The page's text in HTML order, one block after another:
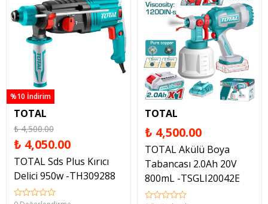
%10 İndirim
TOTAL
₺ 4,500.00
₺ 4,050.00
TOTAL Sds Plus Kırıcı
Delici 950w -TH309288
TOTAL
₺ 4,500.00
TOTAL Akülü Boya
Tabancası 2.0Ah 20V
800mL -TSGLI20042E